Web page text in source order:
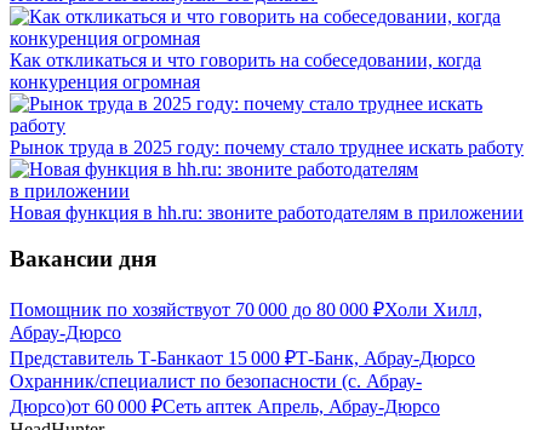
Как откликаться и что говорить на собеседовании, когда
конкуренция огромная
Рынок труда в 2025 году: почему стало труднее искать работу
Новая функция в hh.ru: звоните работодателям в приложении
Вакансии дня
Помощник по хозяйствуот 70 000 до 80 000 ₽Холи Хилл,
Абрау-Дюрсо
Представитель Т-Банкаот 15 000 ₽Т-Банк, Абрау-Дюрсо
Охранник/специалист по безопасности (с. Абрау-
Дюрсо)от 60 000 ₽Сеть аптек Апрель, Абрау-Дюрсо